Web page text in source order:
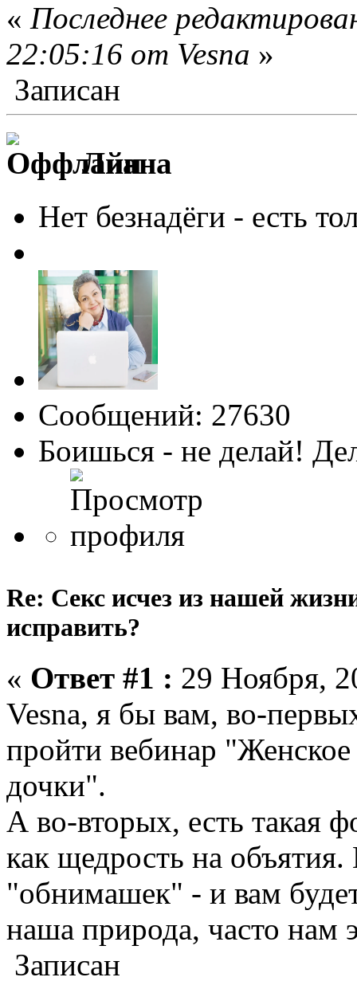
« Последнее
22:05:16 от Vesna »
Записан
Лиана
Нет безнадёги - есть
Сообщений: 27630
Боишься - не делай!
Re: Секс исчез из нашей
исправить?
« Ответ #1 : 29 Ноября,
Vesna, я бы вам, во-
пройти вебинар "Женское
дочки".
А во-вторых, есть такая
как щедрость на
"обнимашек" - и вам
наша природа, часто нам
Записан